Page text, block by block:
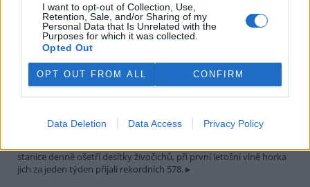
I want to opt-out of Collection, Use,
Retention, Sale, and/or Sharing of my
Personal Data that Is Unrelated with the
Purposes for which it was collected.
Opted Out
OPT OUT FROM ALL CONFIRM
Data Deletion Data Access Privacy Policy
Záchranná stanice v Praze přijímá kvůli vedrům více
volně žijících zvířat
Kvůli vysokým letním
teplotám pracovníci pražské
záchranné stanice pro volně
zvířat, nejčastěji
dehydratovaná a vysílená mláďata ptáků nebo veverek. ČTK to
stanice denně ošetří desítky živočichů, při první letošní vlně horka
jich za jeden týden přijali rekordních 578.